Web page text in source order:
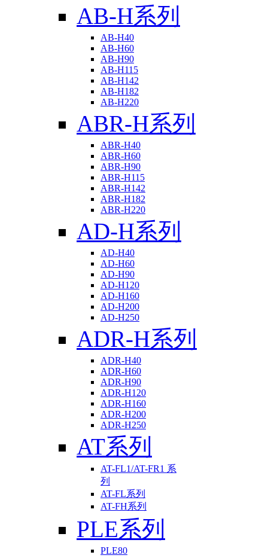
AB-H系列
AB-H40
AB-H60
AB-H90
AB-H115
AB-H142
AB-H182
AB-H220
ABR-H系列
ABR-H40
ABR-H60
ABR-H90
ABR-H115
ABR-H142
ABR-H182
ABR-H220
AD-H系列
AD-H40
AD-H60
AD-H90
AD-H120
AD-H160
AD-H200
AD-H250
ADR-H系列
ADR-H40
ADR-H60
ADR-H90
ADR-H120
ADR-H160
ADR-H200
ADR-H250
AT系列
AT-FL1/AT-FR1 系
列
AT-FL系列
AT-FH系列
PLE系列
PLE80